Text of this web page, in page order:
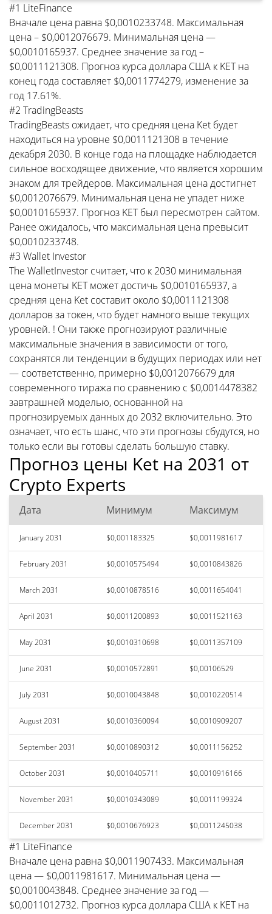
#1 LiteFinance
Вначале цена равна $0,0010233748. Максимальная
цена – $0,0012076679. Минимальная цена —
$0,0010165937. Среднее значение за год –
$0,0011121308. Прогноз курса доллара США к KET на
конец года составляет $0,0011774279, изменение за
год 17.61%.
#2 TradingBeasts
TradingBeasts ожидает, что средняя цена Ket будет
находиться на уровне $0,0011121308 в течение
декабря 2030. В конце года на площадке наблюдается
сильное восходящее движение, что является хорошим
знаком для трейдеров. Максимальная цена достигнет
$0,0012076679. Минимальная цена не упадет ниже
$0,0010165937. Прогноз KET был пересмотрен сайтом.
Ранее ожидалось, что максимальная цена превысит
$0,0010233748.
#3 Wallet Investor
The WalletInvestor считает, что к 2030 минимальная
цена монеты KET может достичь $0,0010165937, а
средняя цена Ket составит около $0,0011121308
долларов за токен, что будет намного выше текущих
уровней. ! Они также прогнозируют различные
максимальные значения в зависимости от того,
сохранятся ли тенденции в будущих периодах или нет
— соответственно, примерно $0,0012076679 для
современного тиража по сравнению с $0,0014478382
завтрашней моделью, основанной на
прогнозируемых данных до 2032 включительно. Это
означает, что есть шанс, что эти прогнозы сбудутся, но
только если вы готовы сделать большую ставку.
Прогноз цены Ket на 2031 от
Crypto Experts
Дата Минимум Максимум
January 2031 $0,001183325 $0,0011981617
February 2031 $0,0010575494 $0,0010843826
March 2031 $0,0010878516 $0,0011654041
April 2031 $0,0011200893 $0,0011521163
May 2031 $0,0010310698 $0,0011357109
June 2031 $0,0010572891 $0,00106529
July 2031 $0,0010043848 $0,0010220514
August 2031 $0,0010360094 $0,0010909207
September 2031 $0,0010890312 $0,0011156252
October 2031 $0,0010405711 $0,0010916166
November 2031 $0,0010343089 $0,0011199324
December 2031 $0,0010676923 $0,0011245038
#1 LiteFinance
Вначале цена равна $0,0011907433. Максимальная
цена — $0,0011981617. Минимальная цена —
$0,0010043848. Среднее значение за год —
$0,0011012732. Прогноз курса доллара США к KET на